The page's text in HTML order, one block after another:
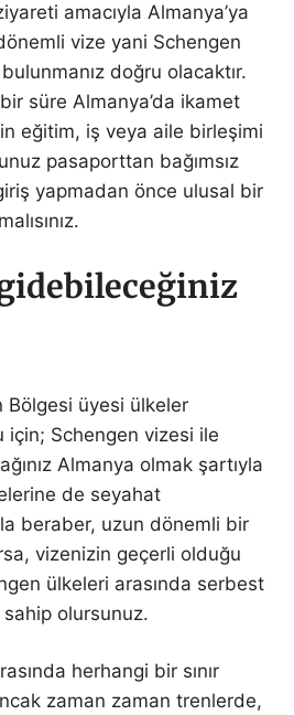
amacıyla Almanya’ya
vize yani Schengen
doğru olacaktır.
süre Almanya’da ikamet
eğitim, iş veya aile birleşimi
pasaporttan bağımsız
yapmadan önce ulusal bir
Bölgesi üyesi ülkeler
için; Schengen vizesi ile
Almanya olmak şartıyla
de seyahat
beraber, uzun dönemli bir
vizenizin geçerli olduğu
ülkeleri arasında serbest
sahip olursunuz.
herhangi bir sınır
zaman zaman trenlerde,